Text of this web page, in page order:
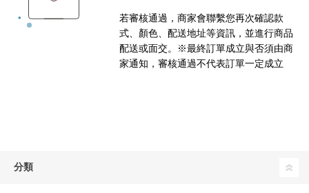
若審核通過，商家會聯繫您再次確認款
式、顏色、配送地址等資訊，並進行商品
配送或面交。※最終訂單成立與否須由商
家通知，審核通過不代表訂單一定成立
分類